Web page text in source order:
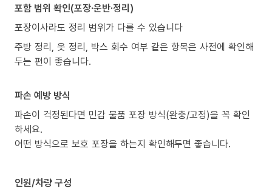
포함 범위 확인(포장·운반·정리)
포장이사라도 정리 범위가 다를 수 있습니다
주방 정리, 옷 정리, 박스 회수 여부 같은 항목은 사전에 확인해
두는 편이 좋습니다.
파손 예방 방식
파손이 걱정된다면 민감 물품 포장 방식(완충/고정)을 꼭 확인
하세요.
어떤 방식으로 보호 포장을 하는지 확인해두면 좋습니다.
인원/차량 구성